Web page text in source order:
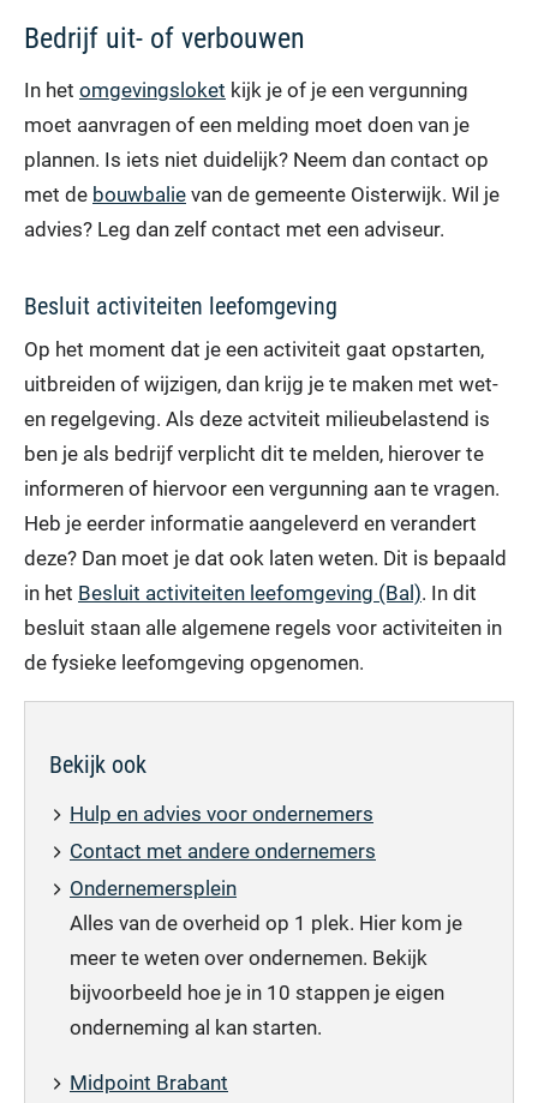
Bedrijf uit- of verbouwen
In het omgevingsloket kijk je of je een vergunning
moet aanvragen of een melding moet doen van je
plannen. Is iets niet duidelijk? Neem dan contact op
met de bouwbalie van de gemeente Oisterwijk. Wil je
advies? Leg dan zelf contact met een adviseur.
Besluit activiteiten leefomgeving
Op het moment dat je een activiteit gaat opstarten,
uitbreiden of wijzigen, dan krijg je te maken met wet-
en regelgeving. Als deze actviteit milieubelastend is
ben je als bedrijf verplicht dit te melden, hierover te
informeren of hiervoor een vergunning aan te vragen.
Heb je eerder informatie aangeleverd en verandert
deze? Dan moet je dat ook laten weten. Dit is bepaald
in het Besluit activiteiten leefomgeving (Bal). In dit
besluit staan alle algemene regels voor activiteiten in
de fysieke leefomgeving opgenomen.
Bekijk ook
Hulp en advies voor ondernemers
Contact met andere ondernemers
Ondernemersplein
Alles van de overheid op 1 plek. Hier kom je
meer te weten over ondernemen. Bekijk
bijvoorbeeld hoe je in 10 stappen je eigen
onderneming al kan starten.
Midpoint Brabant